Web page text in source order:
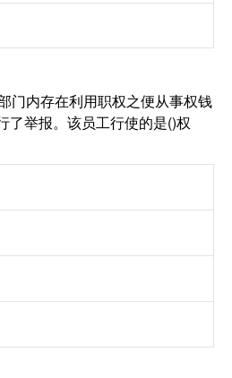
门内存在利用职权之便从事权钱
了举报。该员工行使的是()权